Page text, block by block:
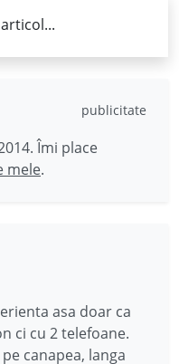
publicitate
Îmi place
mele.
asa doar ca
ci cu 2 telefoane.
canapea, langa